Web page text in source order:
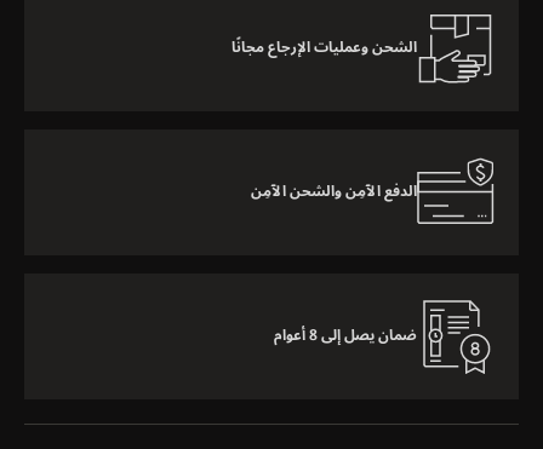
الشحن وعمليات الإرجاع مجانًا
الدفع الآمِن والشحن الآمِن
ضمان يصل إلى 8 أعوام